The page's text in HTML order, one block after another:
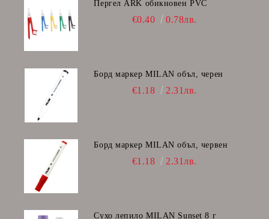
Пергел ARK обикновен PVC
€0.40 0.78лв.
Борд маркер MILAN объл, черен
€1.18 2.31лв.
Борд маркер MILAN объл, червен
€1.18 2.31лв.
Сухо лепило MILAN Sunset 8 г